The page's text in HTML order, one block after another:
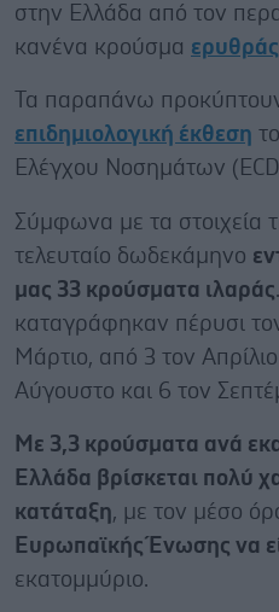
στην Ελλάδα από τον
κανένα κρούσμα ερυθράς
Τα παραπάνω
επιδημιολογική έκθεση
Ελέγχου Νοσημάτων
Σύμφωνα με τα στοιχεία
τελευταίο δωδεκάμηνο
μας 33 κρούσματα ιλαράς
καταγράφηκαν πέρυσι
Μάρτιο, από 3 τον
Αύγουστο και 6 τον
Με 3,3 κρούσματα ανά
Ελλάδα βρίσκεται πολύ
κατάταξη, με τον μέσο
Ευρωπαϊκής Ένωσης να
εκατομμύριο.